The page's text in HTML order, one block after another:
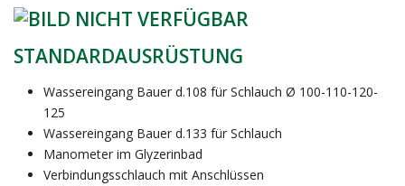
STANDARDAUSRÜSTUNG
Wassereingang Bauer d.108 für Schlauch Ø 100-110-120-
125
Wassereingang Bauer d.133 für Schlauch
Manometer im Glyzerinbad
Verbindungsschlauch mit Anschlüssen